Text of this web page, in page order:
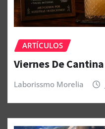
ARTÍCULOS
Viernes De Cantina
Laborissmo Morelia